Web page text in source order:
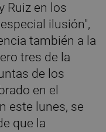
Ruiz en los
ilusión",
también a la
tres de la
de los
en el
este lunes, se
que la